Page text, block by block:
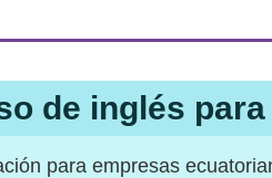
de inglés
para empresas